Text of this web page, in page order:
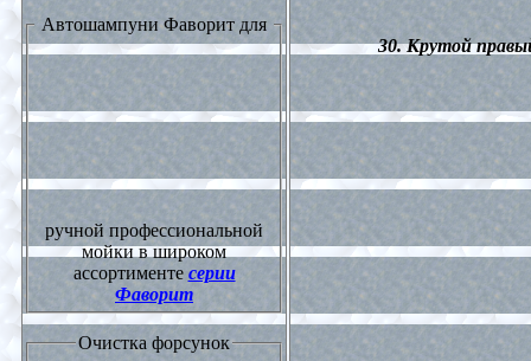
Автошампуни Фаворит для
ручной профессиональной
мойки в широком
ассортименте серии
Фаворит
Очистка форсунок
30. Крутой